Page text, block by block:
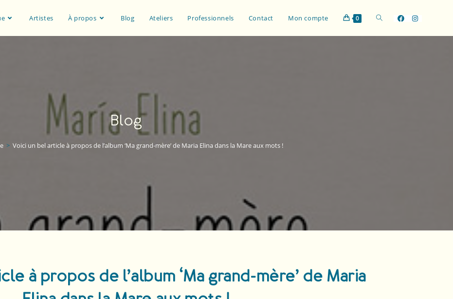
Artistes À propos Blog Ateliers Professionnels Contact Mon compte 0
Blog
> Voici un bel article à propos de l’album ‘Ma grand-mère’ de Maria Elina dans la Mare aux mots !
à propos de l’album ‘Ma grand-mère’ de Maria